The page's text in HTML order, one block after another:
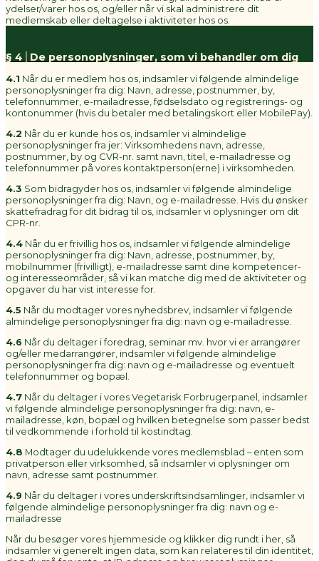
ydelser/varer hos os, og/eller når vi skal administrere dit
medlemskab eller deltagelse i aktiviteter hos os.
§ 4│De personoplysninger, som vi behandler om dig
4.1 Når du er medlem hos os, indsamler vi følgende almindelige
personoplysninger fra dig: Navn, adresse, postnummer, by,
telefonnummer, e-mailadresse, fødselsdato og registrerings- og
kontonummer (hvis du betaler med betalingskort eller MobilePay).
4.2 Når du er kunde hos os, indsamler vi almindelige
personoplysninger fra jer: Virksomhedens navn, adresse,
postnummer, by og CVR-nr. samt navn, titel, e-mailadresse og
telefonnummer på vores kontaktperson(erne) i virksomheden.
4.3 Som bidragyder hos os, indsamler vi følgende almindelige
personoplysninger fra dig: Navn, og e-mailadresse. Hvis du ønsker
skattefradrag for dit bidrag til os, indsamler vi oplysninger om dit
CPR-nr.
4.4 Når du er frivillig hos os, indsamler vi følgende almindelige
personoplysninger fra dig: Navn, adresse, postnummer, by,
mobilnummer (frivilligt), e-mailadresse samt dine kompetencer-
og interesseområder, så vi kan matche dig med de aktiviteter og
opgaver du har vist interesse for.
4.5 Når du modtager vores nyhedsbrev, indsamler vi følgende
almindelige personoplysninger fra dig: navn og e-mailadresse.
4.6 Når du deltager i foredrag, seminar mv. hvor vi er arrangører
og/eller medarrangører, indsamler vi følgende almindelige
personoplysninger fra dig: navn og e-mailadresse og eventuelt
telefonnummer og bopæl.
4.7 Når du deltager i vores Vegetarisk Forbrugerpanel, indsamler
vi følgende almindelige personoplysninger fra dig: navn, e-
mailadresse, køn, bopæl og hvilken betegnelse som passer bedst
til vedkommende i forhold til kostindtag.
4.8 Modtager du udelukkende vores medlemsblad – enten som
privatperson eller virksomhed, så indsamler vi oplysninger om
navn, adresse samt postnummer.
4.9 Når du deltager i vores underskriftsindsamlinger, indsamler vi
følgende almindelige personoplysninger fra dig: navn og e-
mailadresse
Når du besøger vores hjemmeside og klikker dig rundt i her, så
indsamler vi generelt ingen data, som kan relateres til din identitet,